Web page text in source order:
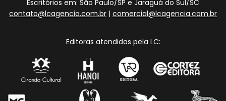
Escritórios em: São Paulo/SP e Jaraguá do Sul/SC
contato@lcagencia.com.br | comercial@lcagencia.com.br
Editoras atendidas pela LC: